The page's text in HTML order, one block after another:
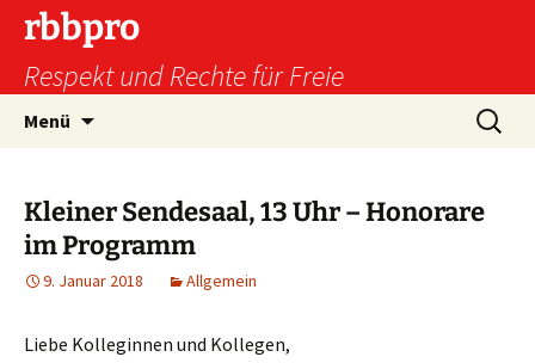
Zum
Inhalt
springen
rbbpro
Respekt und Rechte für Freie
Menü
Suchen
nach:
Kleiner Sendesaal, 13 Uhr – Honorare
im Programm
9. Januar 2018 Allgemein
Liebe Kolleginnen und Kollegen,